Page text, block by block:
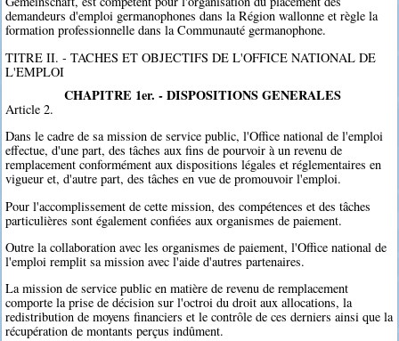
demandeurs d'emploi germanophones dans la Région wallonne et règle la
formation professionnelle dans la Communauté germanophone.
TITRE II. - TACHES ET OBJECTIFS DE L'OFFICE NATIONAL DE
L'EMPLOI
CHAPITRE 1er. - DISPOSITIONS GENERALES
Article 2.
Dans le cadre de sa mission de service public, l'Office national de l'emploi
effectue, d'une part, des tâches aux fins de pourvoir à un revenu de
remplacement conformément aux dispositions légales et réglementaires en
vigueur et, d'autre part, des tâches en vue de promouvoir l'emploi.
Pour l'accomplissement de cette mission, des compétences et des tâches
particulières sont également confiées aux organismes de paiement.
Outre la collaboration avec les organismes de paiement, l'Office national de
l'emploi remplit sa mission avec l'aide d'autres partenaires.
La mission de service public en matière de revenu de remplacement
comporte la prise de décision sur l'octroi du droit aux allocations, la
redistribution de moyens financiers et le contrôle de ces derniers ainsi que la
récupération de montants perçus indûment.